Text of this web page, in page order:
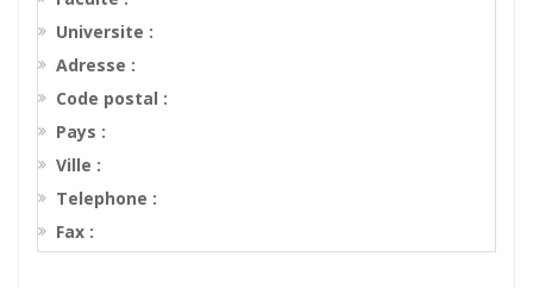
Universite :
Adresse :
Code postal :
Pays :
Ville :
Telephone :
Fax :